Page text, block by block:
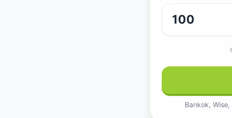
Bankok,